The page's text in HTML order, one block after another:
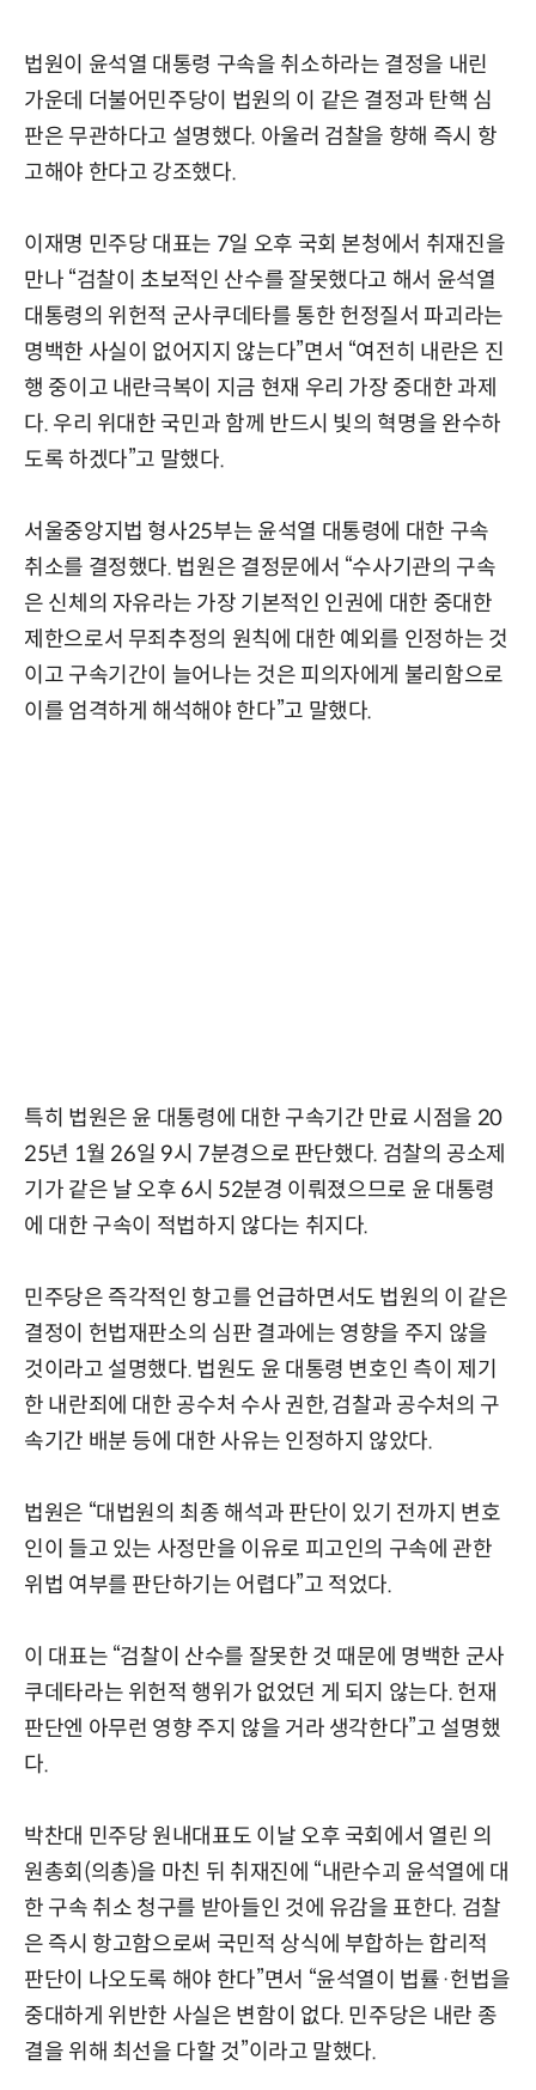
법원이 윤석열 대통령 구속을 취소하라는 결정을 내린
가운데 더불어민주당이 법원의 이 같은 결정과 탄핵 심
판은 무관하다고 설명했다. 아울러 검찰을 향해 즉시 항
고해야 한다고 강조했다.
이재명 민주당 대표는 7일 오후 국회 본청에서 취재진을
만나 “검찰이 초보적인 산수를 잘못했다고 해서 윤석열
대통령의 위헌적 군사쿠데타를 통한 헌정질서 파괴라는
명백한 사실이 없어지지 않는다”면서 “여전히 내란은 진
행 중이고 내란극복이 지금 현재 우리 가장 중대한 과제
다. 우리 위대한 국민과 함께 반드시 빛의 혁명을 완수하
도록 하겠다”고 말했다.
서울중앙지법 형사25부는 윤석열 대통령에 대한 구속
취소를 결정했다. 법원은 결정문에서 “수사기관의 구속
은 신체의 자유라는 가장 기본적인 인권에 대한 중대한
제한으로서 무죄추정의 원칙에 대한 예외를 인정하는 것
이고 구속기간이 늘어나는 것은 피의자에게 불리함으로
이를 엄격하게 해석해야 한다”고 말했다.
특히 법원은 윤 대통령에 대한 구속기간 만료 시점을 20
25년 1월 26일 9시 7분경으로 판단했다. 검찰의 공소제
기가 같은 날 오후 6시 52분경 이뤄졌으므로 윤 대통령
에 대한 구속이 적법하지 않다는 취지다.
민주당은 즉각적인 항고를 언급하면서도 법원의 이 같은
결정이 헌법재판소의 심판 결과에는 영향을 주지 않을
것이라고 설명했다. 법원도 윤 대통령 변호인 측이 제기
한 내란죄에 대한 공수처 수사 권한, 검찰과 공수처의 구
속기간 배분 등에 대한 사유는 인정하지 않았다.
법원은 “대법원의 최종 해석과 판단이 있기 전까지 변호
인이 들고 있는 사정만을 이유로 피고인의 구속에 관한
위법 여부를 판단하기는 어렵다”고 적었다.
이 대표는 “검찰이 산수를 잘못한 것 때문에 명백한 군사
쿠데타라는 위헌적 행위가 없었던 게 되지 않는다. 헌재
판단엔 아무런 영향 주지 않을 거라 생각한다”고 설명했
다.
박찬대 민주당 원내대표도 이날 오후 국회에서 열린 의
원총회(의총)을 마친 뒤 취재진에 “내란수괴 윤석열에 대
한 구속 취소 청구를 받아들인 것에 유감을 표한다. 검찰
은 즉시 항고함으로써 국민적 상식에 부합하는 합리적
판단이 나오도록 해야 한다”면서 “윤석열이 법률·헌법을
중대하게 위반한 사실은 변함이 없다. 민주당은 내란 종
결을 위해 최선을 다할 것”이라고 말했다.